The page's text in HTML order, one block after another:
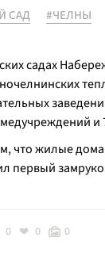
САД #ЧЕЛНЫ
садах
и
что жилые дома
первый
0 0 0